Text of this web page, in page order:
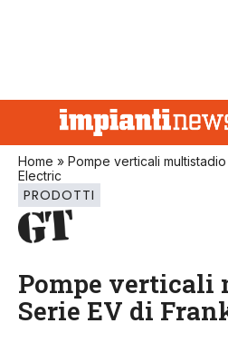
Home » Pompe verticali
Electric
PRODOTTI
Pompe verticali
Serie EV di